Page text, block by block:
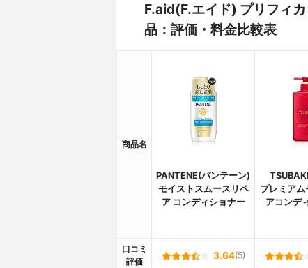
F.aid(F.エイド) プリフィ
品：評価・料金比較表
商品名
PANTENE(パンテーン)
モイストスムースリペ
ア コンディショナー
プレミアム
アコンデ
口コミ
評価
3.64(5)